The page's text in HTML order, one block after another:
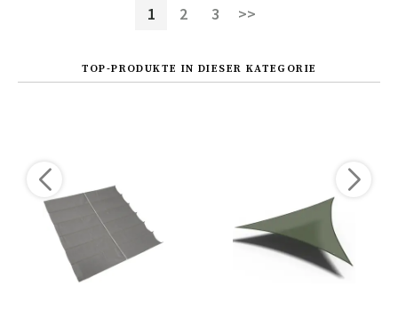
1 2 3 >>
TOP-PRODUKTE IN DIESER KATEGORIE